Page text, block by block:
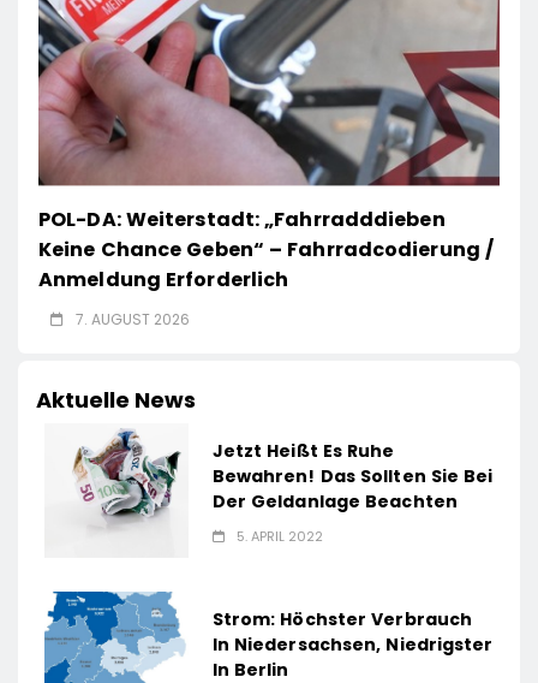
POL-DA: Weiterstadt: „Fahrradddieben
Keine Chance Geben“ – Fahrradcodierung /
Anmeldung Erforderlich
7. AUGUST 2026
Aktuelle News
Jetzt Heißt Es Ruhe
Bewahren! Das Sollten Sie Bei
Der Geldanlage Beachten
5. APRIL 2022
Strom: Höchster Verbrauch
In Niedersachsen, Niedrigster
In Berlin